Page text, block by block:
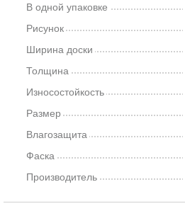
В одной упаковке
Рисунок
Ширина доски
Толщина
Износостойкость
Размер
Влагозащита
Фаска
Производитель